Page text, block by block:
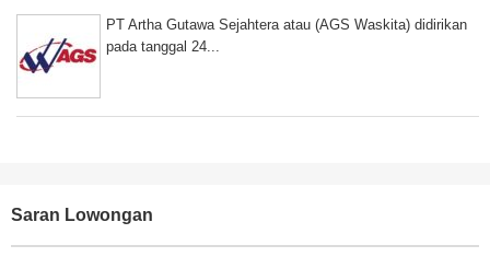
PT Artha Gutawa Sejahtera atau (AGS Waskita) didirikan
pada tanggal 24...
Saran Lowongan